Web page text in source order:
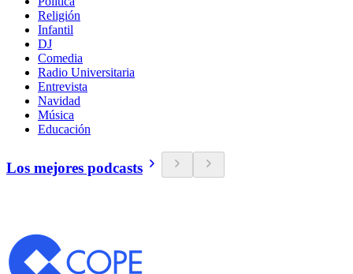
Religión
Infantil
DJ
Comedia
Radio Universitaria
Entrevista
Navidad
Música
Educación
Los mejores podcasts